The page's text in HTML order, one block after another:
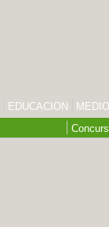
EDUCACION